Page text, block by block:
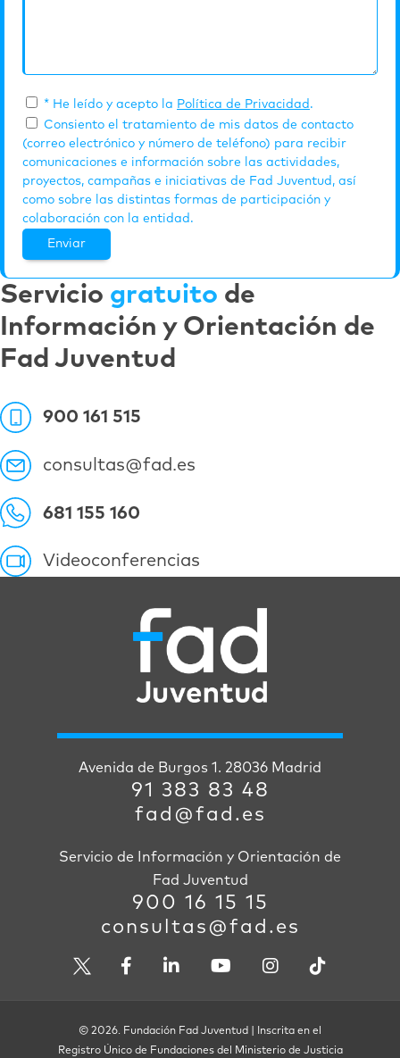
* He leído y acepto la Política de Privacidad .
Consiento el tratamiento de mis datos de contacto
(correo electrónico y número de teléfono) para recibir
comunicaciones e información sobre las actividades,
proyectos, campañas e iniciativas de Fad Juventud, así
como sobre las distintas formas de participación y
colaboración con la entidad.
Servicio gratuito de
Información y Orientación de
Fad Juventud
900 161 515
consultas@fad.es
681 155 160
Videoconferencias
Avenida de Burgos 1. 28036 Madrid
91 383 83 48
fad@fad.es
Servicio de Información y Orientación de
Fad Juventud
900 16 15 15
consultas@fad.es
© 2026. Fundación Fad Juventud | Inscrita en el
Registro Único de Fundaciones del Ministerio de Justicia